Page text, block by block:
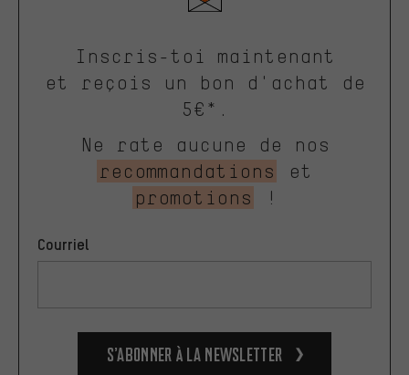
Inscris-toi maintenant
et reçois un bon d'achat de
5€*.
Ne rate aucune de nos
recommandations
et
promotions
!
Courriel
S’abonner à la newsletter